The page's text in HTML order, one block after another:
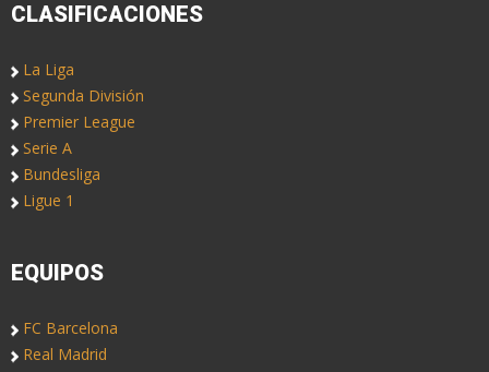
CLASIFICACIONES
La Liga
Segunda División
Premier League
Serie A
Bundesliga
Ligue 1
EQUIPOS
FC Barcelona
Real Madrid